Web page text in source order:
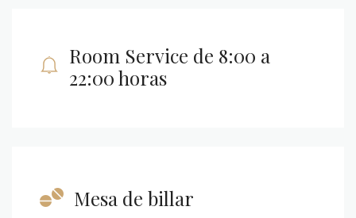
Room Service de 8:00 a
22:00 horas
Mesa de billar